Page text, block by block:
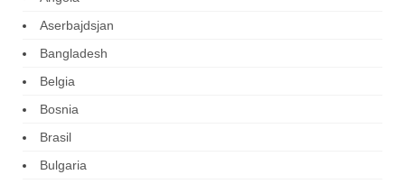
Aserbajdsjan
Bangladesh
Belgia
Bosnia
Brasil
Bulgaria